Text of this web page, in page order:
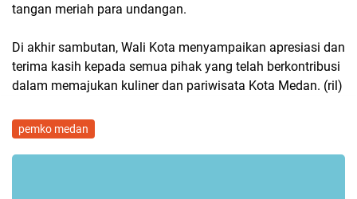
tangan meriah para undangan.
Di akhir sambutan, Wali Kota menyampaikan apresiasi dan
terima kasih kepada semua pihak yang telah berkontribusi
dalam memajukan kuliner dan pariwisata Kota Medan. (ril)
pemko medan